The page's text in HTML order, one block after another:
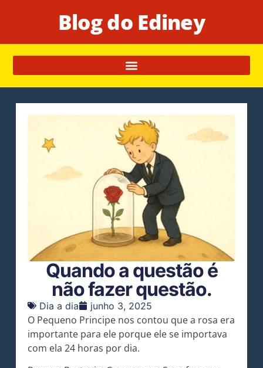
Blog do Ediney
Quando a questão é
não fazer questão.
Dia a dia junho 3, 2025
O Pequeno Principe nos contou que a rosa era
importante para ele porque ele se importava
com ela 24 horas por dia.